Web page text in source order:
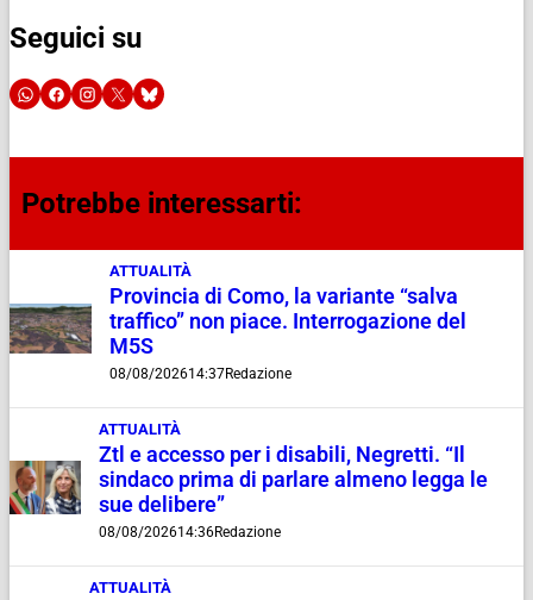
Seguici su
Potrebbe interessarti:
ATTUALITÀ
Provincia di Como, la variante “salva
traffico” non piace. Interrogazione del
M5S
08/08/202614:37Redazione
ATTUALITÀ
Ztl e accesso per i disabili, Negretti. “Il
sindaco prima di parlare almeno legga le
sue delibere”
08/08/202614:36Redazione
ATTUALITÀ